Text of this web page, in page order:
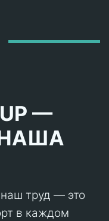
—
труд — это
в каждом